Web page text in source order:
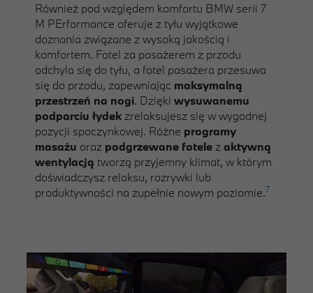
Również pod względem komfortu BMW serii 7
M PErformance oferuje z tyłu wyjątkowe
doznania związane z wysoką jakością i
komfortem. Fotel za pasażerem z przodu
odchyla się do tyłu, a fotel pasażera przesuwa
się do przodu, zapewniając maksymalną
przestrzeń na nogi. Dzięki wysuwanemu
podparciu łydek zrelaksujesz się w wygodnej
pozycji spoczynkowej. Różne programy
masażu oraz podgrzewane fotele z aktywną
wentylacją tworzą przyjemny klimat, w którym
doświadczysz relaksu, rozrywki lub
produktywności na zupełnie nowym poziomie.7